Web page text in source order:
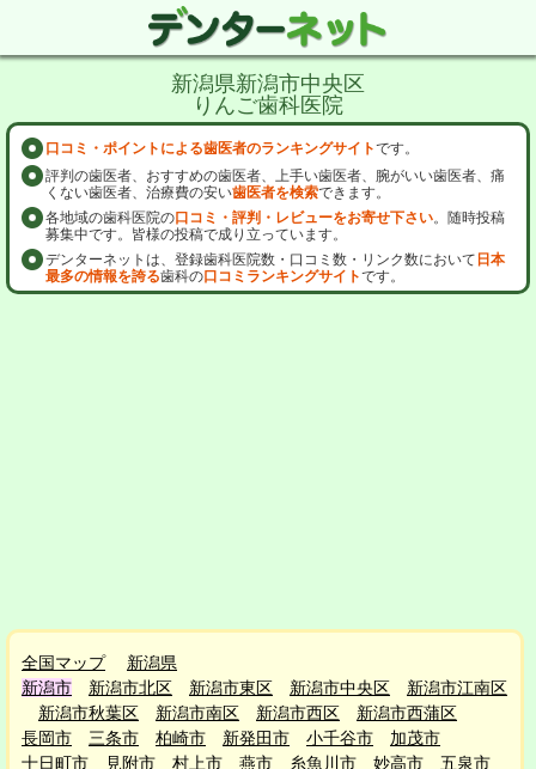
新潟県新潟市中央区
りんご歯科医院
口コミ・ポイントによる歯医者のランキングサイトです。
評判の歯医者、おすすめの歯医者、上手い歯医者、腕がいい歯医者、痛
くない歯医者、治療費の安い歯医者を検索できます。
各地域の歯科医院の口コミ・評判・レビューをお寄せ下さい。随時投稿
募集中です。皆様の投稿で成り立っています。
デンターネットは、登録歯科医院数・口コミ数・リンク数において 日本
最多の情報を誇る歯科の口コミランキングサイトです。
全国マップ
新潟県
新潟市
新潟市北区 新潟市東区 新潟市中央区
新潟市江南区
新潟市秋葉区
新潟市南区 新潟市西区
新潟市西蒲区
長岡市
三条市 柏崎市 新発田市 小千谷市
加茂市
十日町市
見附市 村上市 燕市 糸魚川市 妙高市
五泉市